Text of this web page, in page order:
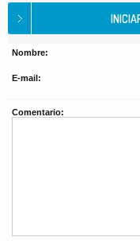
Nombre:
E-mail:
Comentario: